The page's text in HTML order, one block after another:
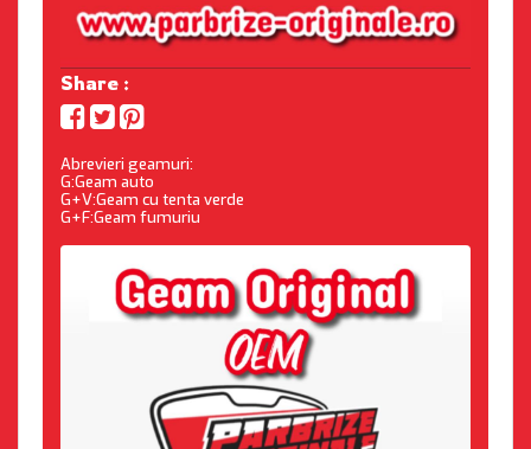
Share :
Abrevieri geamuri:
G:Geam auto
G+V:Geam cu tenta verde
G+F:Geam fumuriu